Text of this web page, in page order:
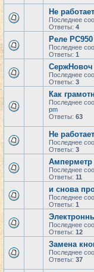
Не
Последнее
Ответы: 4
Реле РС950
Последнее
Ответы: 1
СержНовоч
Последнее
Ответы: 3
Как
Последнее
pm
Ответы: 63
Не
Последнее
Ответы: 3
Амперметр
Последнее
Ответы: 11
и снова
Последнее
Ответы: 1
Последнее
Ответы: 12
Замена
Последнее
Ответы: 37